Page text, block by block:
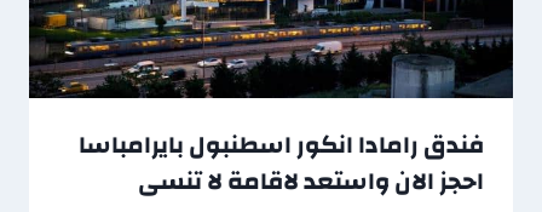
فندق رامادا انكور اسطنبول بايرامباسا
احجز الان واستعد لاقامة لا تنسى